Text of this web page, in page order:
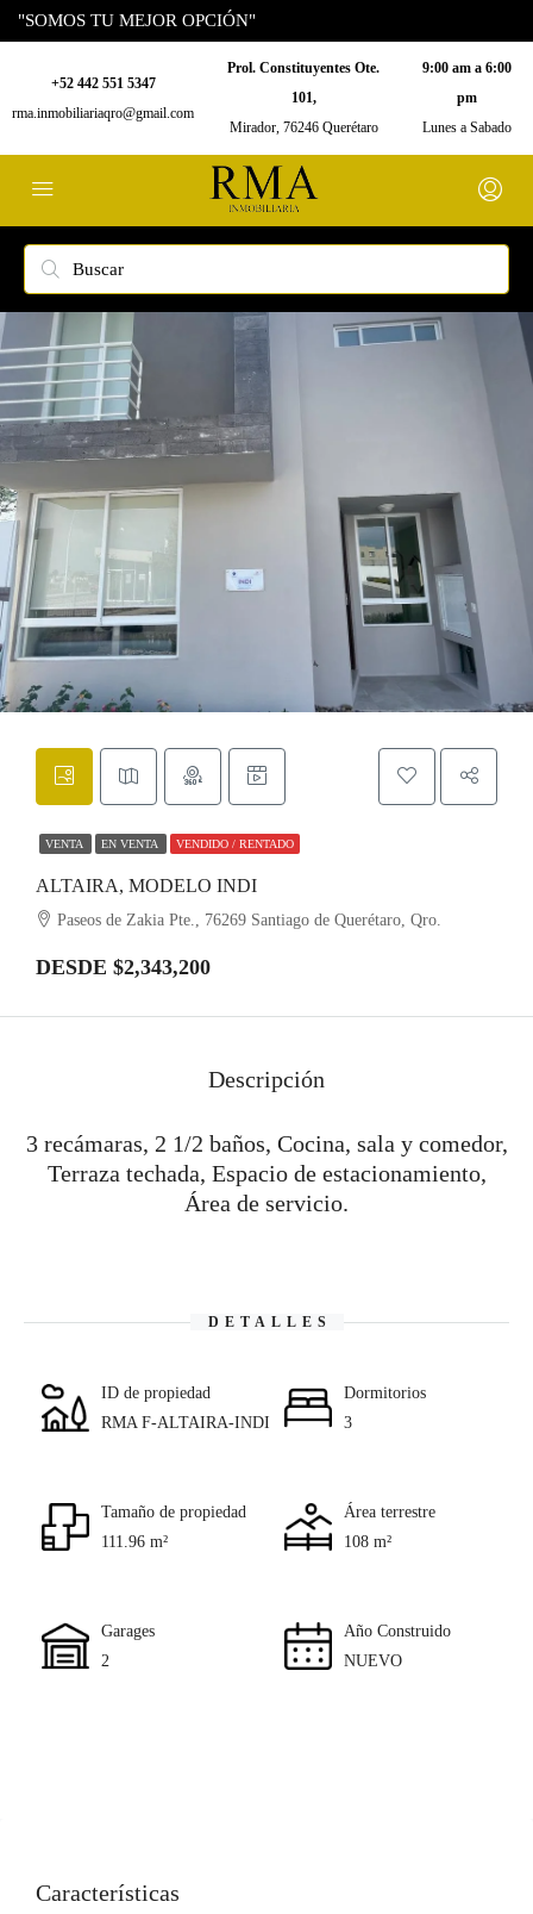
"SOMOS TU MEJOR OPCIÓN"
+52 442 551 5347
rma.inmobiliariaqro@gmail.com
Prol. Constituyentes Ote.
101,
Mirador, 76246 Querétaro
9:00 am a 6:00
pm
Lunes a Sabado
VENTA EN VENTA VENDIDO / RENTADO
ALTAIRA, MODELO INDI
Paseos de Zakia Pte., 76269 Santiago de Querétaro, Qro.
DESDE $2,343,200
Descripción
3 recámaras, 2 1/2 baños, Cocina, sala y comedor,
Terraza techada, Espacio de estacionamiento,
Área de servicio.
DETALLES
ID de propiedad
RMA F-ALTAIRA-INDI
Dormitorios
3
Tamaño de propiedad
111.96 m²
Área terrestre
108 m²
Garages
2
Año Construido
NUEVO
Características